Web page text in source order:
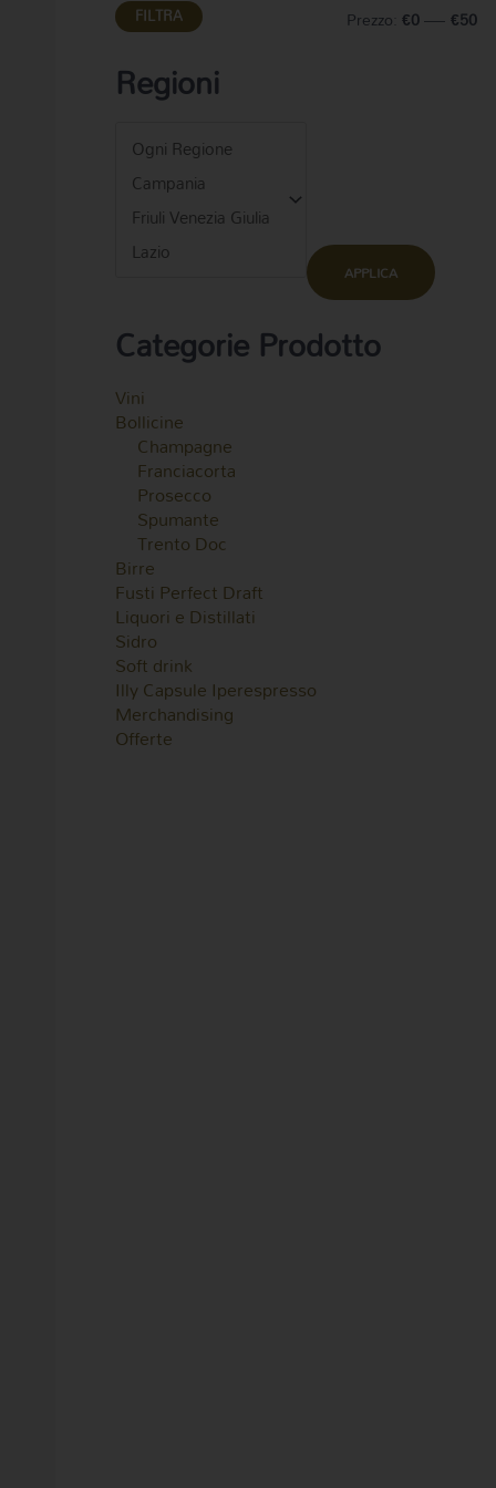
FILTRA Prezzo:€0—€50
Regioni
APPLICA
Categorie Prodotto
Vini
Bollicine
Champagne
Franciacorta
Prosecco
Spumante
Trento Doc
Birre
Fusti Perfect Draft
Liquori e Distillati
Sidro
Soft drink
Illy Capsule Iperespresso
Merchandising
Offerte